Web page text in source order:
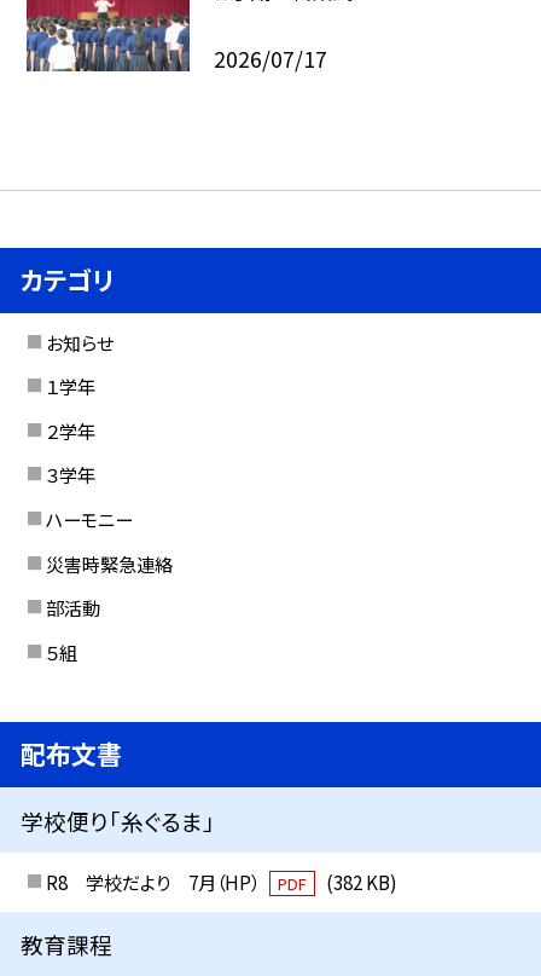
2026/07/17
カテゴリ
お知らせ
１学年
２学年
３学年
ハーモニー
災害時緊急連絡
部活動
５組
配布文書
学校便り「糸ぐるま」
R8 学校だより 7月（HP） PDF (382 KB)
教育課程